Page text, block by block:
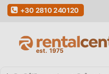
+30 2810 240120